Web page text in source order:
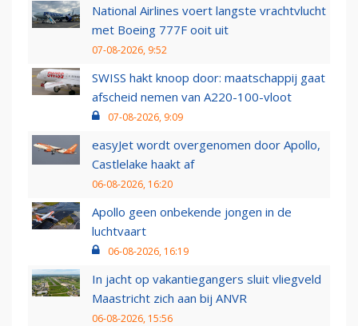
National Airlines voert langste vrachtvlucht
met Boeing 777F ooit uit
07-08-2026, 9:52
SWISS hakt knoop door: maatschappij gaat
afscheid nemen van A220-100-vloot
07-08-2026, 9:09
easyJet wordt overgenomen door Apollo,
Castlelake haakt af
06-08-2026, 16:20
Apollo geen onbekende jongen in de
luchtvaart
06-08-2026, 16:19
In jacht op vakantiegangers sluit vliegveld
Maastricht zich aan bij ANVR
06-08-2026, 15:56